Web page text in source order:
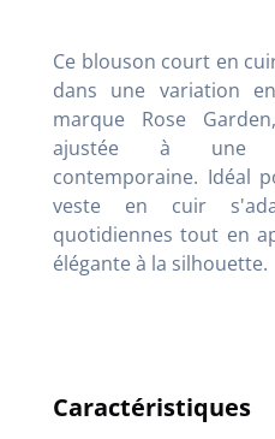
Ce blouson court en
dans une variation
marque Rose
ajustée à une
contemporaine. Idéal
veste en cuir
quotidiennes tout en
élégante à la silhouette.
Caractéristiques